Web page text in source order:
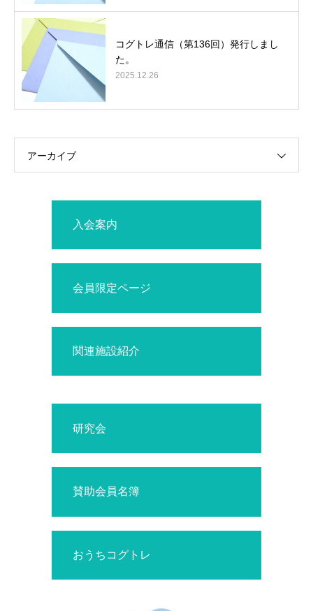
コグトレ通信（第136回）発行しまし
た。
2025.12.26
アーカイブ
入会案内
会員限定ページ
関連施設紹介
研究会
賛助会員名簿
おうちコグトレ